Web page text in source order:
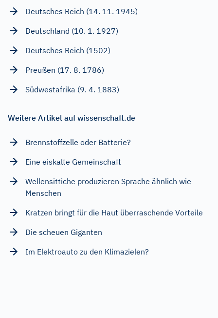
Deutsches Reich (14. 11. 1945)
Deutschland (10. 1. 1927)
Deutsches Reich (1502)
Preußen (17. 8. 1786)
Südwestafrika (9. 4. 1883)
Weitere Artikel auf wissenschaft.de
Brennstoffzelle oder Batterie?
Eine eiskalte Gemeinschaft
Wellensittiche produzieren Sprache ähnlich wie
Menschen
Kratzen bringt für die Haut überraschende Vorteile
Die scheuen Giganten
Im Elektroauto zu den Klimazielen?